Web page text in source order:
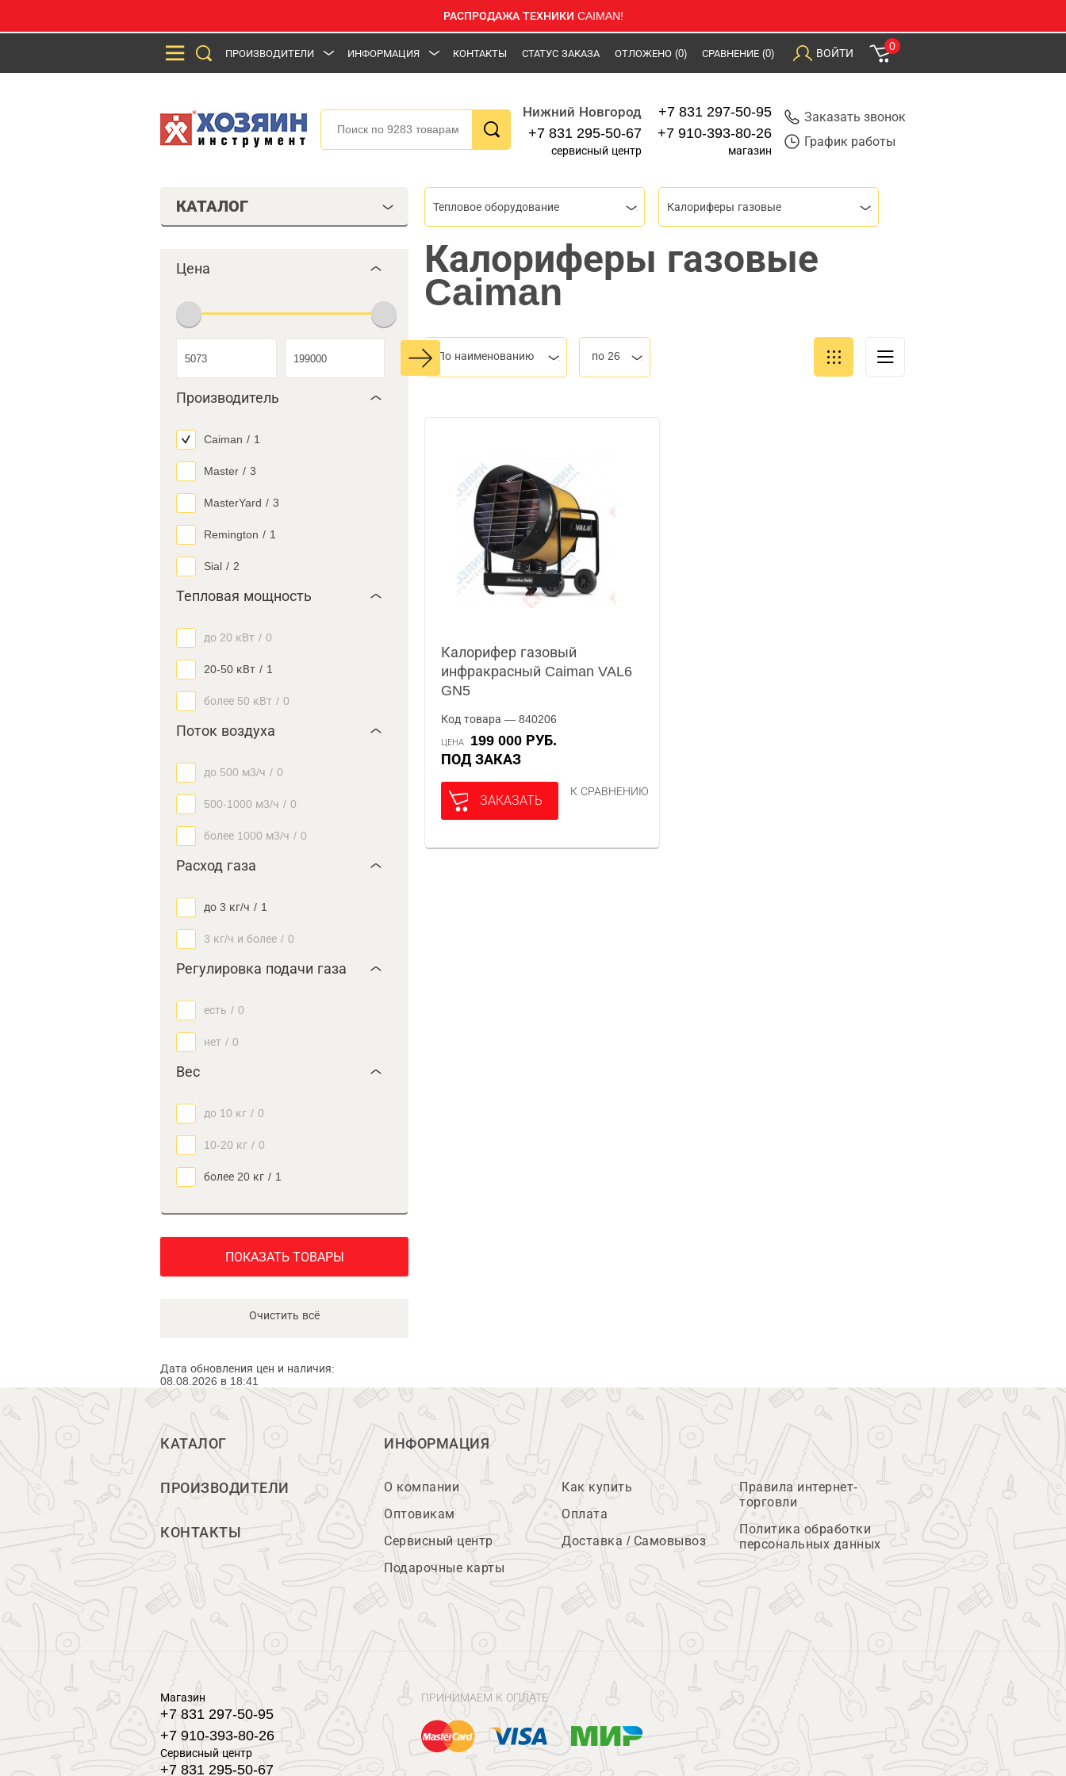
РАСПРОДАЖА ТЕХНИКИ CAIMAN!
ПРОИЗВОДИТЕЛИ ИНФОРМАЦИЯ КОНТАКТЫ СТАТУС ЗАКАЗА ОТЛОЖЕНО (0) СРАВНЕНИЕ (0) ВОЙТИ
0
Нижний Новгород
+7 831 295-50-67
сервисный центр
+7 831 297-50-95
+7 910-393-80-26
магазин
Заказать звонок
График работы
КАТАЛОГ
Цена
Производитель
Caiman / 1
Master / 3
MasterYard / 3
Remington / 1
Sial / 2
Тепловая мощность
до 20 кВт / 0
20-50 кВт / 1
более 50 кВт / 0
Поток воздуха
до 500 м3/ч / 0
500-1000 м3/ч / 0
более 1000 м3/ч / 0
Расход газа
до 3 кг/ч / 1
3 кг/ч и более / 0
Регулировка подачи газа
есть / 0
нет / 0
Вес
до 10 кг / 0
10-20 кг / 0
более 20 кг / 1
ПОКАЗАТЬ ТОВАРЫ
Очистить всё
Дата обновления цен и наличия:
08.08.2026 в 18:41
Тепловое оборудование Калориферы газовые
Калориферы газовые
Caiman
По наименованию по 26
Калорифер газовый
инфракрасный Caiman VAL6
GN5
Код товара — 840206
ЦЕНА
199 000 РУБ.
ПОД ЗАКАЗ
ЗАКАЗАТЬ
К СРАВНЕНИЮ
КАТАЛОГ
ПРОИЗВОДИТЕЛИ
КОНТАКТЫ
ИНФОРМАЦИЯ
О компании
Оптовикам
Сервисный центр
Подарочные карты
Как купить
Оплата
Доставка / Самовывоз
Правила интернет-
торговли
Политика обработки
персональных данных
Магазин
+7 831 297-50-95
+7 910-393-80-26
Сервисный центр
+7 831 295-50-67
ПРИНИМАЕМ К ОПЛАТЕ